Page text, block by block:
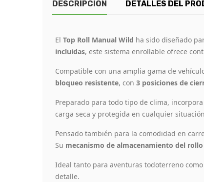
DESCRIPCIÓN DETALLES DEL
El Top Roll Manual Wild ha sido diseñado
incluidas, este sistema enrollable ofrece
Compatible con una amplia gama de
bloqueo resistente, con 3 posiciones de
Preparado para todo tipo de clima, incorpora
carga seca y protegida en cualquier
Pensado también para la comodidad en
Su mecanismo de almacenamiento del rollo
Ideal tanto para aventuras todoterreno
detalle.